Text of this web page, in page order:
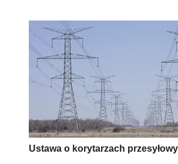
Ustawa o korytarzach